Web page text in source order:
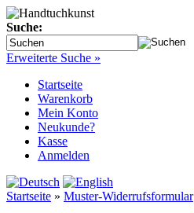
Suche:
Erweiterte Suche »
Startseite
Warenkorb
Mein Konto
Neukunde?
Kasse
Anmelden
Startseite » Muster-Widerrufsformular